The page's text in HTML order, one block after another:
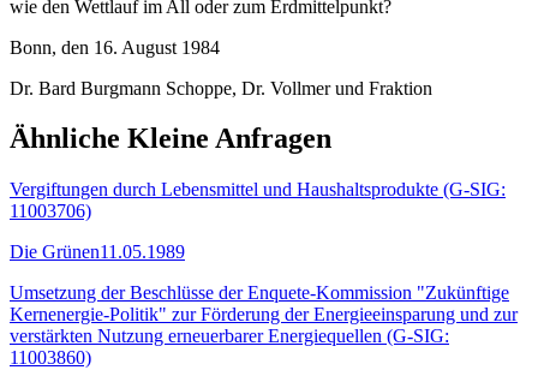
wie den Wettlauf im All oder zum Erdmittelpunkt?
Bonn, den 16. August 1984
Dr. Bard Burgmann Schoppe, Dr. Vollmer und Fraktion
Ähnliche Kleine Anfragen
Vergiftungen durch Lebensmittel und Haushaltsprodukte (G-SIG:
11003706)
Die Grünen11.05.1989
Umsetzung der Beschlüsse der Enquete-Kommission "Zukünftige
Kernenergie-Politik" zur Förderung der Energieeinsparung und zur
verstärkten Nutzung erneuerbarer Energiequellen (G-SIG:
11003860)